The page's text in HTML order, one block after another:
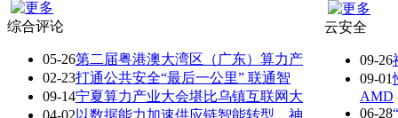
综合评论
05-26第二届粤港澳大湾区（广东）算力产
02-23打通公共安全“最后一公里” 联通智
09-14宁夏算力产业大会堪比乌镇互联网大
04-02 以数据能力加速供应链智能转型，神
云安全
09-26
09-01
AMD
06-28